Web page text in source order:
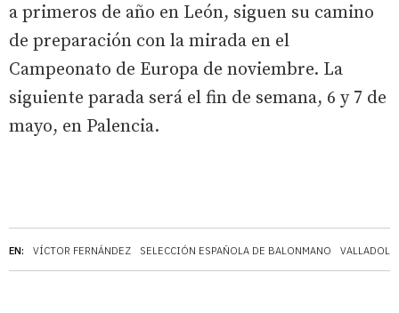
EN: VÍCTOR FERNÁNDEZ SELECCIÓN ESPAÑOLA DE BALONMANO
a primeros de año en León, siguen su camino
de preparación con la mirada en el
Campeonato de Europa de noviembre. La
siguiente parada será el fin de semana, 6 y 7 de
mayo, en Palencia.